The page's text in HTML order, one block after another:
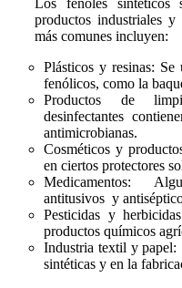
productos industriales
más comunes incluyen:
Plásticos y resinas:
fenólicos, como la
Productos de
desinfectantes
antimicrobianas.
Cosméticos y
en ciertos protectores
Medicamentos:
antitusivos y
Pesticidas y
productos químicos
Industria textil y papel:
sintéticas y en la